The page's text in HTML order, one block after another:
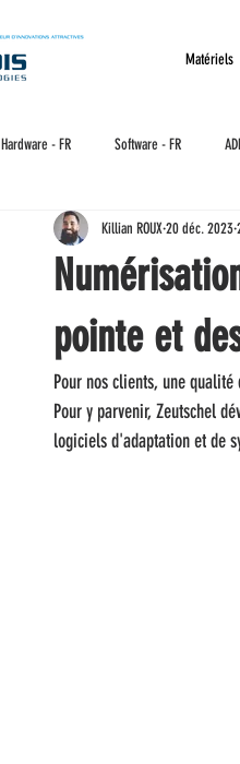
Matériels
Hardware - FR Software - FR
pointe et
Killian ROUX20 déc. 2023
Pour nos clients, une
Pour y parvenir, Zeutschel
logiciels d'adaptation et de